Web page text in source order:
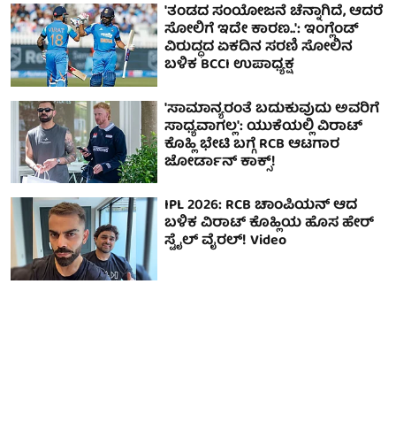
'ತಂಡದ ಸಂಯೋಜನೆ ಚೆನ್ನಾಗಿದೆ, ಆದರೆ
ಸೋಲಿಗೆ ಇದೇ ಕಾರಣ..': ಇಂಗ್ಲೆಂಡ್
ವಿರುದ್ಧದ ಏಕದಿನ ಸರಣಿ ಸೋಲಿನ
ಬಳಿಕ BCCI ಉಪಾಧ್ಯಕ್ಷ
'ಸಾಮಾನ್ಯರಂತೆ ಬದುಕುವುದು ಅವರಿಗೆ
ಸಾಧ್ಯವಾಗಲ್ಲ': ಯುಕೆಯಲ್ಲಿ ವಿರಾಟ್
ಕೊಹ್ಲಿ ಭೇಟಿ ಬಗ್ಗೆ RCB ಆಟಗಾರ
ಜೋರ್ಡಾನ್ ಕಾಕ್ಸ್!
IPL 2026: RCB ಚಾಂಪಿಯನ್ ಆದ
ಬಳಿಕ ವಿರಾಟ್ ಕೊಹ್ಲಿಯ ಹೊಸ ಹೇರ್
ಸ್ಟೈಲ್ ವೈರಲ್! Video